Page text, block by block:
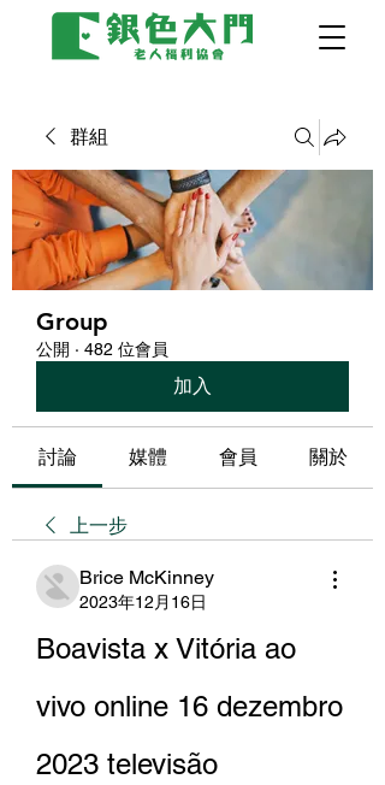
群組
Group
公開 · 482 位會員
加入
討論 媒體 會員 關於
上一步
Brice McKinney
2023年12月16日
Boavista x Vitória ao
vivo online 16 dezembro
2023 televisão